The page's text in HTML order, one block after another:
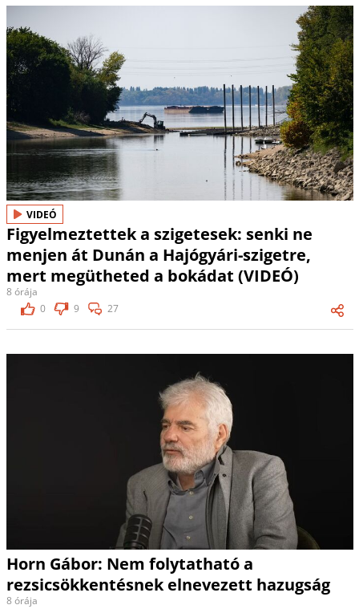
VIDEÓ
Figyelmeztettek a szigetesek: senki ne
menjen át Dunán a Hajógyári-szigetre,
mert megütheted a bokádat (VIDEÓ)
8 órája
0
9 27
Horn Gábor: Nem folytatható a
rezsicsökkentésnek elnevezett hazugság
8 órája